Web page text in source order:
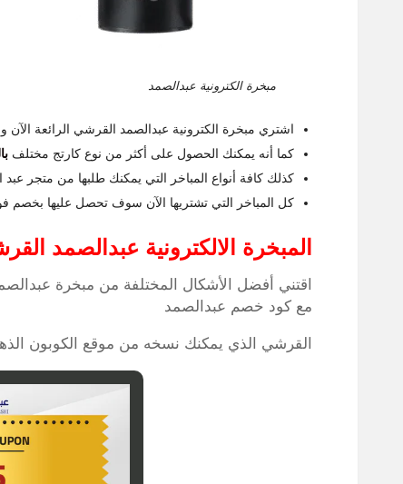
مبخرة الكترونية عبدالصمد
اشتري مبخرة الكترونية عبدالصمد القرشي الرائعة
كما أنه يمكنك الحصول على أكثر من نوع كارتج مختلف
كذلك كافة أنواع المباخر التي يمكنك طلبها من متجر عبد الصمد القرشي
كل المباخر التي تشتريها الآن سوف تحصل عليها بخصم فوري يصل إلى
المبخرة الالكترونية عبدالصمد
اقتني أفضل الأشكال المختلفة من مبخرة
مع كود خصم عبدالصمد
القرشي الذي يمكنك نسخه من موقع الكوبون